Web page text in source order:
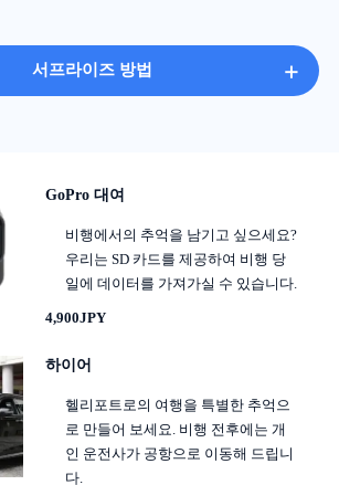
서프라이즈 방법 +
GoPro 대여
비행에서의 추억을 남기고 싶으세요?
우리는 SD 카드를 제공하여 비행 당
일에 데이터를 가져가실 수 있습니다.
4,900JPY
하이어
헬리포트로의 여행을 특별한 추억으
로 만들어 보세요. 비행 전후에는 개
인 운전사가 공항으로 이동해 드립니
다.